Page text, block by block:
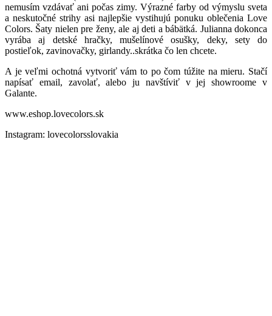
nemusím vzdávať ani počas zimy. Výrazné farby od výmyslu sveta
a neskutočné strihy asi najlepšie vystihujú ponuku oblečenia Love
Colors. Šaty nielen pre ženy, ale aj deti a bábätká. Julianna dokonca
vyrába aj detské hračky, mušelínové osušky, deky, sety do
postieľok, zavinovačky, girlandy..skrátka čo len chcete.
A je veľmi ochotná vytvoriť vám to po čom túžite na mieru. Stačí
napísať email, zavolať, alebo ju navštíviť v jej showroome v
Galante.
www.eshop.lovecolors.sk
Instagram: lovecolorsslovakia